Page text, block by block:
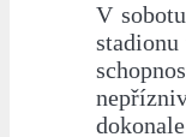
V